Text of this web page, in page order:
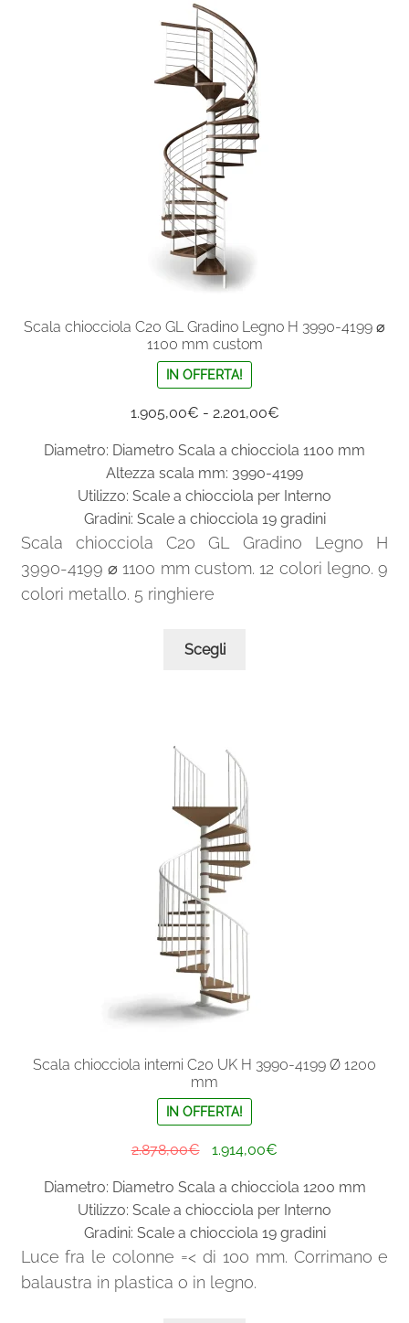
opzioni
possono
essere
scelte
nella
pagina
Scala chiocciola C20 GL Gradino Legno H 3990-4199 ⌀
1100 mm custom
IN OFFERTA!
1.905,00€ - 2.201,00€Fascia
prezzo:
da
1.905,00€
a
2.201,00€
Diametro: Diametro Scala a chiocciola 1100 mm
Altezza scala mm: 3990-4199
Utilizzo: Scale a chiocciola per Interno
Gradini: Scale a chiocciola 19 gradini
Scala chiocciola C20 GL Gradino Legno H
3990-4199 ⌀ 1100 mm custom. 12 colori legno. 9
colori metallo. 5 ringhiere
Scegli
opzioni
possono
essere
scelte
nella
prodotto
Scala chiocciola interni C20 UK H 3990-4199 Ø 1200
mm
IN OFFERTA!
2.878,00€
originale
era:
2.878,00€.
1.914,00€
attuale
è:
1.914,00€.
Diametro: Diametro Scala a chiocciola 1200 mm
Utilizzo: Scale a chiocciola per Interno
Gradini: Scale a chiocciola 19 gradini
Luce fra le colonne =< di 100 mm. Corrimano e
balaustra in plastica o in legno.